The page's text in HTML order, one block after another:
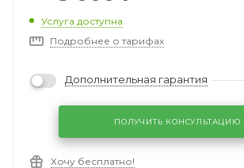
Услуга доступна
Подробнее о тарифах
Дополнительная гарантия
ПОЛУЧИТЬ КОНСУЛЬТАЦИЮ
Хочу бесплатно!